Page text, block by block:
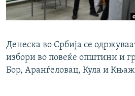
Денеска во Србија се
избори во повеќе општини и
Бор, Аранѓеловац, Кула и